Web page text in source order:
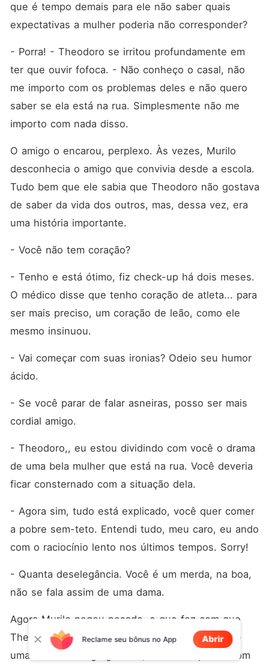
que é tempo demais para ele não saber quais
expectativas a mulher poderia não corresponder?
- Porra! - Theodoro se irritou profundamente em
ter que ouvir fofoca. - Não conheço o casal, não
me importo com os problemas deles e não quero
saber se ela está na rua. Simplesmente não me
importo com nada disso.
O amigo o encarou, perplexo. Às vezes, Murilo
desconhecia o amigo que convivia desde a escola.
Tudo bem que ele sabia que Theodoro não gostava
de saber da vida dos outros, mas, dessa vez, era
uma história importante.
- Você não tem coração?
- Tenho e está ótimo, fiz check-up há dois meses.
O médico disse que tenho coração de atleta... para
ser mais preciso, um coração de leão, como ele
mesmo insinuou.
- Vai começar com suas ironias? Odeio seu humor
ácido.
- Se você parar de falar asneiras, posso ser mais
cordial amigo.
- Theodoro,, eu estou dividindo com você o drama
de uma bela mulher que está na rua. Você deveria
ficar consternado com a situação dela.
- Agora sim, tudo está explicado, você quer comer
a pobre sem-teto. Entendi tudo, meu caro, eu ando
com o raciocínio lento nos últimos tempos. Sorry!
- Quanta deselegância. Você é um merda, na boa,
não se fala assim de uma dama.
Agora Murilo pegou pesado, o que fez com que
Theodoro jogasse a cabeça para trás e soltasse
uma estrondosa gargalhada, sem se importar com
Reclame seu bônus no App Abrir